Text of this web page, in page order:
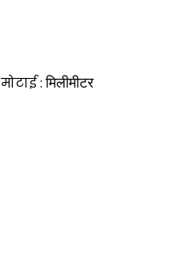
मोटाई :मिलीमीटर